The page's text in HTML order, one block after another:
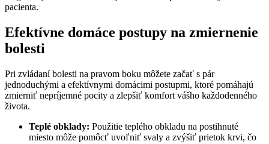
pacienta.
Efektívne domáce postupy na zmiernenie
bolesti
Pri zvládaní bolesti na pravom boku môžete začať s pár
jednoduchými a efektívnymi domácimi postupmi, ktoré pomáhajú
zmierniť nepríjemné pocity a zlepšiť komfort vášho každodenného
života.
Teplé obklady: Použitie teplého obkladu na postihnuté
miesto môže pomôcť uvoľniť svaly a zvýšiť prietok krvi, čo